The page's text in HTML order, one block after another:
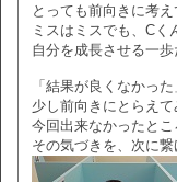
とっても前向きに考え
ミスはミスでも、Cく
自分を成長させる一歩
「結果が良くなかっ
少し前向きにとらえて
今回出来なかったと
その気づきを、次に繋